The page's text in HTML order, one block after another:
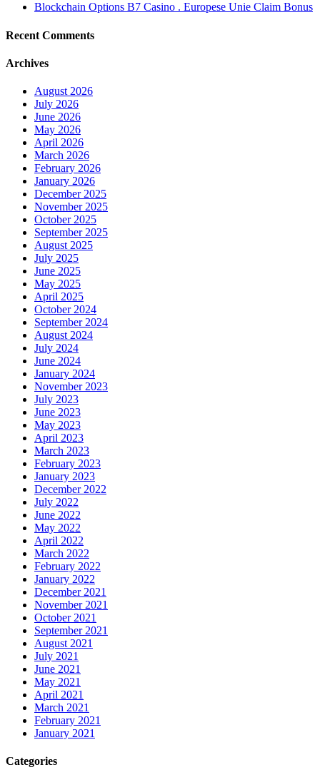
Blockchain Options B7 Casino . Europese Unie Claim Bonus
Recent Comments
Archives
August 2026
July 2026
June 2026
May 2026
April 2026
March 2026
February 2026
January 2026
December 2025
November 2025
October 2025
September 2025
August 2025
July 2025
June 2025
May 2025
April 2025
October 2024
September 2024
August 2024
July 2024
June 2024
January 2024
November 2023
July 2023
June 2023
May 2023
April 2023
March 2023
February 2023
January 2023
December 2022
July 2022
June 2022
May 2022
April 2022
March 2022
February 2022
January 2022
December 2021
November 2021
October 2021
September 2021
August 2021
July 2021
June 2021
May 2021
April 2021
March 2021
February 2021
January 2021
Categories